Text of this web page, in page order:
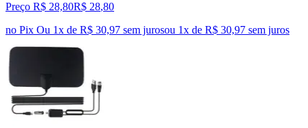
Preço R$ 28,80R$ 28,80
no Pix Ou 1x de R$ 30,97 sem jurosou 1x de R$ 30,97 sem juros